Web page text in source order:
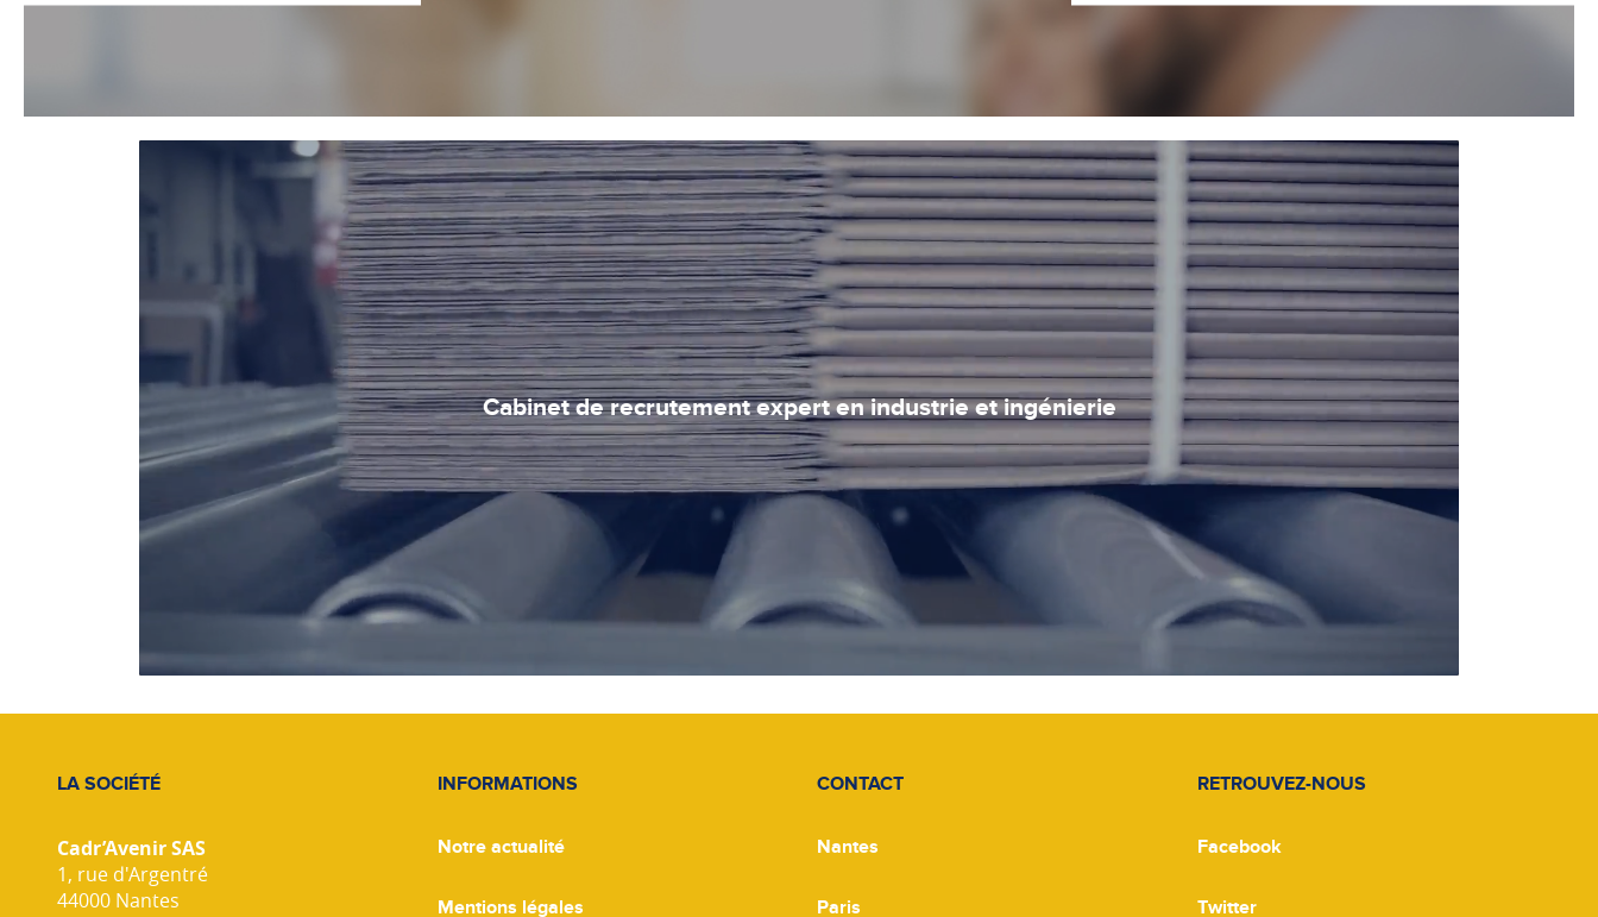
Cabinet de recrutement expert en industrie et ingénierie
LA SOCIÉTÉ
Cadr’Avenir SAS
1, rue d'Argentré
44000 Nantes
INFORMATIONS
Notre actualité
Mentions légales
CONTACT
Nantes
Paris
RETROUVEZ-NOUS
Facebook
Twitter